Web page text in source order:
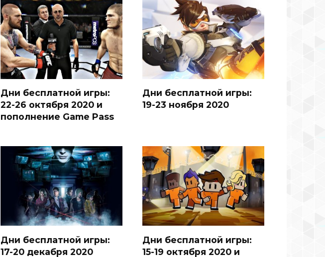
Дни бесплатной игры:
22-26 октября 2020 и
пополнение Game Pass
Дни бесплатной игры:
19-23 ноября 2020
Дни бесплатной игры:
17-20 декабря 2020
Дни бесплатной игры:
15-19 октября 2020 и